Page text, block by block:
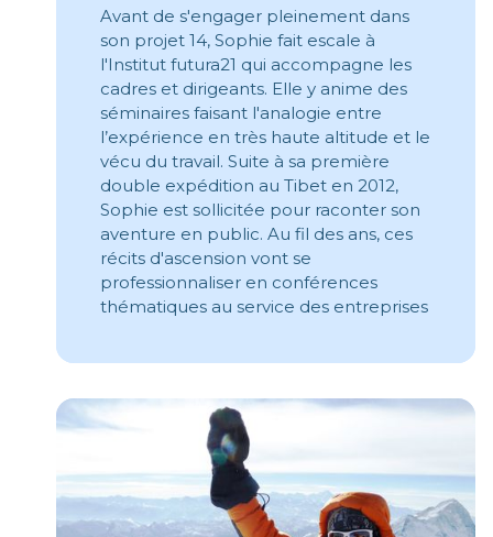
Avant de s'engager pleinement dans
son projet 14, Sophie fait escale à
l'Institut futura21 qui accompagne les
cadres et dirigeants. Elle y anime des
séminaires faisant l'analogie entre
l’expérience en très haute altitude et le
vécu du travail. Suite à sa première
double expédition au Tibet en 2012,
Sophie est sollicitée pour raconter son
aventure en public. Au fil des ans, ces
récits d'ascension vont se
professionnaliser en conférences
thématiques au service des entreprises